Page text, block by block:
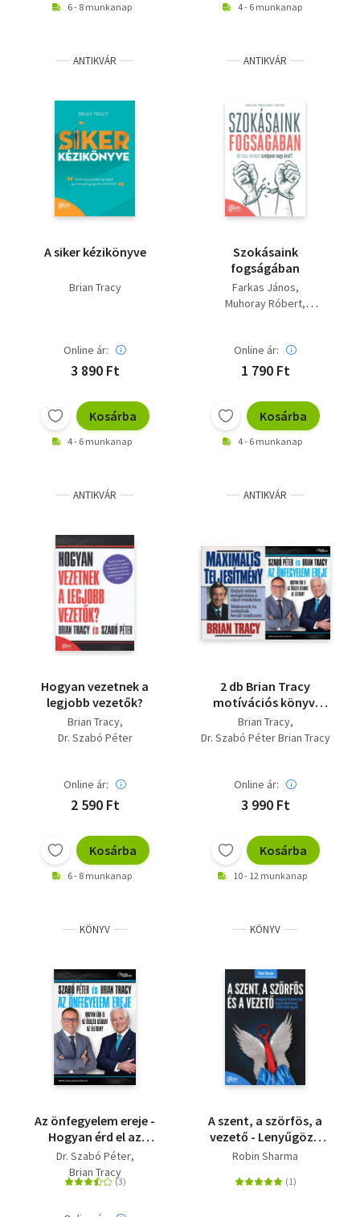
6 - 8 munkanap 4 - 6 munkanap
ANTIKVÁR
A siker kézikönyve
Brian Tracy
Online ár:
3 890 Ft
Kosárba
4 - 6 munkanap
ANTIKVÁR
Szokásaink
fogságában
Farkas János
Muhoray Róbert
Online ár:
1 790 Ft
Kosárba
4 - 6 munkanap
ANTIKVÁR
Hogyan vezetnek a
legjobb vezetők?
Brian Tracy
Dr. Szabó Péter
Online ár:
2 590 Ft
Kosárba
6 - 8 munkanap
ANTIKVÁR
2 db Brian Tracy
motívációs könyv:
Maximális teljesítmény
+ Az önfegyelem ereje
életben?
Brian Tracy
Dr. Szabó Péter Brian Tracy
Online ár:
3 990 Ft
Kosárba
10 - 12 munkanap
KÖNYV
Az önfegyelem ereje -
Hogyan érd el az
összes célodat az
életben?
Dr. Szabó Péter
Brian Tracy
KÖNYV
A szent, a szörfös, a
vezető - Lenyűgöző
történet arról,
szíved valódi vágyait
Robin Sharma